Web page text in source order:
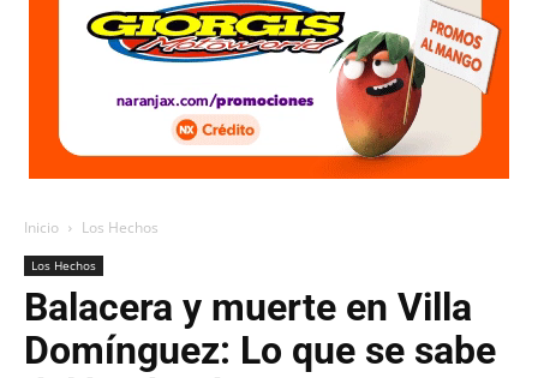
Inicio Los Hechos
Los Hechos
Balacera y muerte en Villa
Domínguez: Lo que se sabe